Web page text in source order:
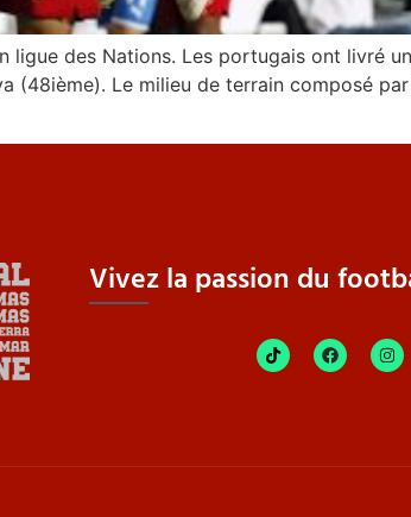
ligue des Nations. Les portugais ont livré
Le milieu de terrain composé
Vivez la passion du